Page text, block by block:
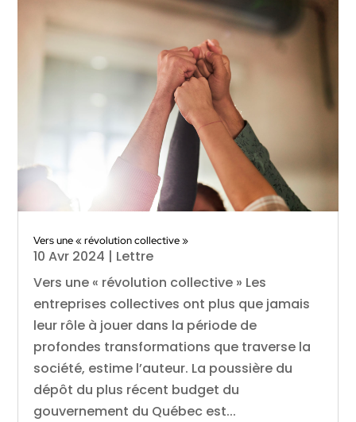
Vers une « révolution collective »
10 Avr 2024 | Lettre
Vers une « révolution collective » Les
entreprises collectives ont plus que jamais
leur rôle à jouer dans la période de
profondes transformations que traverse la
société, estime l’auteur. La poussière du
dépôt du plus récent budget du
gouvernement du Québec est...